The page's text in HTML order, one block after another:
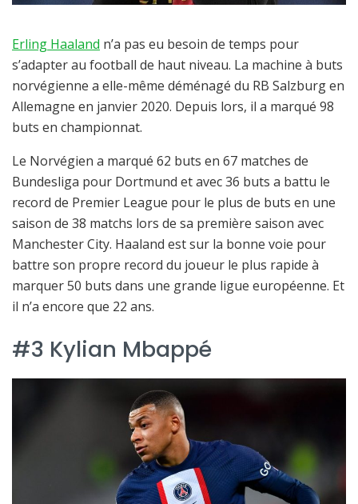
Erling Haaland n’a pas eu besoin de temps pour
s’adapter au football de haut niveau. La machine à buts
norvégienne a elle-même déménagé du RB Salzburg en
Allemagne en janvier 2020. Depuis lors, il a marqué 98
buts en championnat.
Le Norvégien a marqué 62 buts en 67 matches de
Bundesliga pour Dortmund et avec 36 buts a battu le
record de Premier League pour le plus de buts en une
saison de 38 matchs lors de sa première saison avec
Manchester City. Haaland est sur la bonne voie pour
battre son propre record du joueur le plus rapide à
marquer 50 buts dans une grande ligue européenne. Et
il n’a encore que 22 ans.
#3 Kylian Mbappé